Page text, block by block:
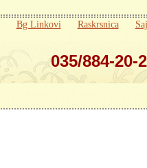
Bg Linkovi Raskrsnica
035/884-20-